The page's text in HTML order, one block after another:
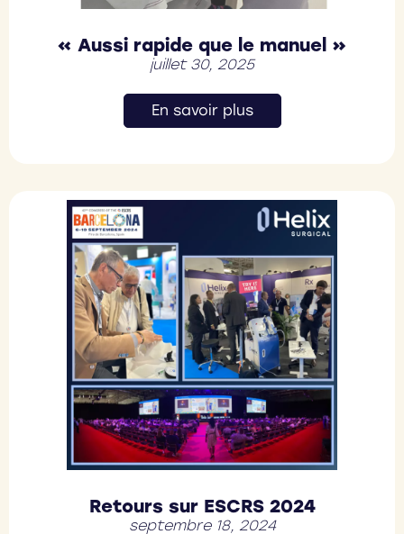
« Aussi rapide que le manuel »
juillet 30, 2025
En savoir plus
Retours sur ESCRS 2024
septembre 18, 2024